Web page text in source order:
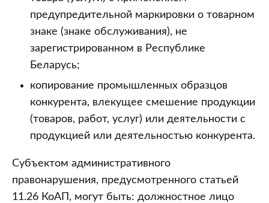
предупредительной маркировки о товарном
знаке (знаке обслуживания), не
зарегистрированном в Республике
Беларусь;
копирование промышленных образцов
конкурента, влекущее смешение продукции
(товаров, работ, услуг) или деятельности с
продукцией или деятельностью конкурента.
Субъектом административного
правонарушения, предусмотренного статьей
11.26 КоАП, могут быть: должностное лицо